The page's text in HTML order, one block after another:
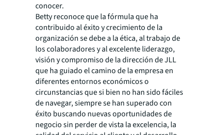
conocer.
Betty reconoce que la fórmula que ha
contribuido al éxito y crecimiento de la
organización se debe a la ética, al trabajo de
los colaboradores y al excelente liderazgo,
visión y compromiso de la dirección de JLL
que ha guiado el camino de la empresa en
diferentes entornos económicos o
circunstancias que si bien no han sido fáciles
de navegar, siempre se han superado con
éxito buscando nuevas oportunidades de
negocio sin perder de vista la excelencia, la